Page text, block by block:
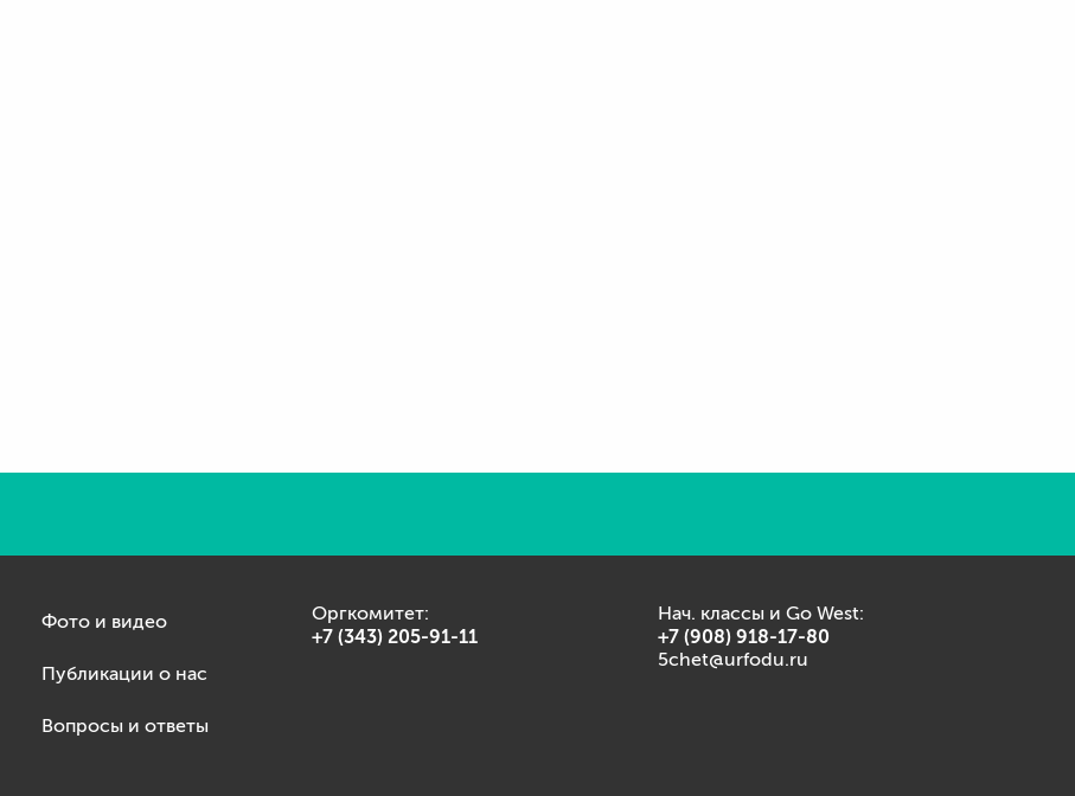
Фото и видео
Публикации о нас
Вопросы и ответы
Оргкомитет: Нач. классы и Go West:
+7 (343) 205-91-11 +7 (908) 918-17-80
5chet@urfodu.ru